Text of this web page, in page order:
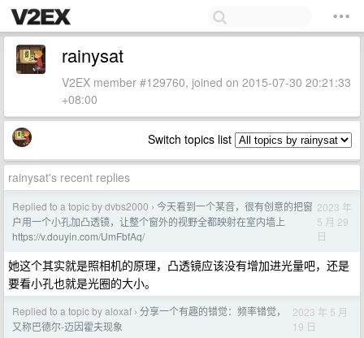
rainysat
V2EX member #129760, joined on 2015-07-30 20:21:33
+08:00
Switch topics list
rainysat's recent replies
Replied to a topic by dvbs2000 › 今天看到一个某音，很有创意的把窗
户用一个小孔加凸透镜，让整个窗外的视野全都映射在室内墙上
https://v.douyin.com/UmFbfAq/
2023 年
5 月 29
日
她这个其实就是照相机的原理，凸透镜应该没有增加进光量吧，还是
要看小孔也就是光圈的大小。
Replied to a topic by aloxaf › 分享一个有趣的错觉：频率错觉，
又称巴德尔-迈因霍夫现象
2023 年 5 月
19 日